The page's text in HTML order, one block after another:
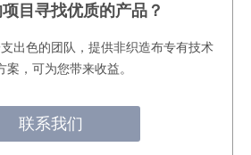
目寻找优质的产品？
出色的团队，提供非织造布专有技术
案，可为您带来收益。
联系我们